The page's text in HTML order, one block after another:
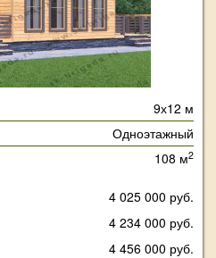
9х12 м
Одноэтажный
108 м2
4 025 000 руб.
4 234 000 руб.
4 456 000 руб.